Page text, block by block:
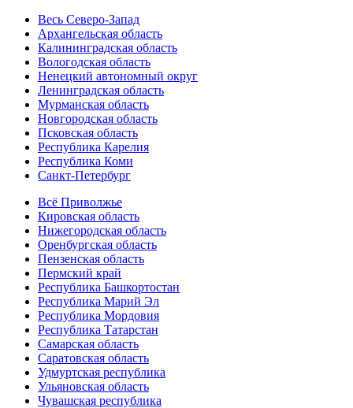
Весь Северо-Запад
Архангельская область
Калининградская область
Вологодская область
Ненецкий автономный округ
Ленинградская область
Мурманская область
Новгородская область
Псковская область
Республика Карелия
Республика Коми
Санкт-Петербург
Всё Приволжье
Кировская область
Нижегородская область
Оренбургская область
Пензенская область
Пермский край
Республика Башкортостан
Республика Марий Эл
Республика Мордовия
Республика Татарстан
Самарская область
Саратовская область
Удмуртская республика
Ульяновская область
Чувашская республика